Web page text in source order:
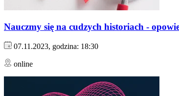
Nauczmy się na cudzych historiach -
07.11.2023, godzina: 18:30
online